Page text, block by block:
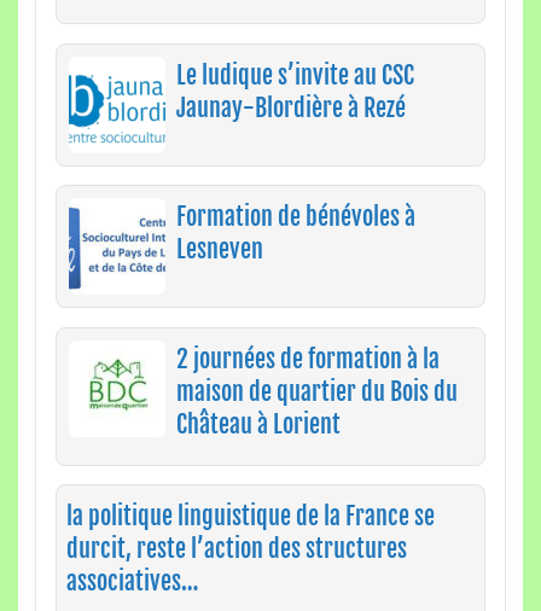
Le ludique s’invite au CSC
Jaunay-Blordière à Rezé
Formation de bénévoles à
Lesneven
2 journées de formation à la
maison de quartier du Bois du
Château à Lorient
la politique linguistique de la France se
durcit, reste l’action des structures
associatives…